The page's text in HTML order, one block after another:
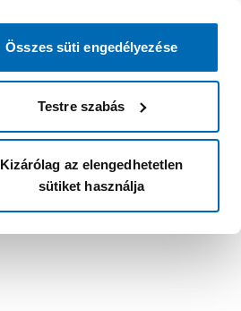
Összes süti engedélyezése
Testre szabás
Kizárólag az elengedhetetlen
sütiket használja